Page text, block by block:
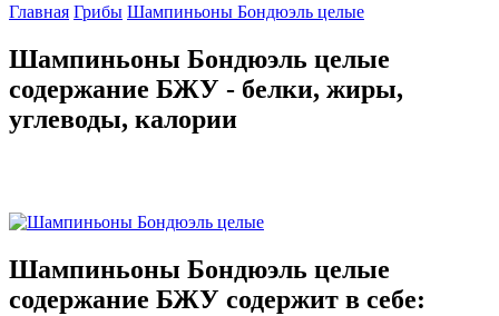
Главная Грибы Шампиньоны Бондюэль целые
Шампиньоны Бондюэль целые
содержание БЖУ - белки, жиры,
углеводы, калории
Шампиньоны Бондюэль целые
содержание БЖУ содержит в себе: